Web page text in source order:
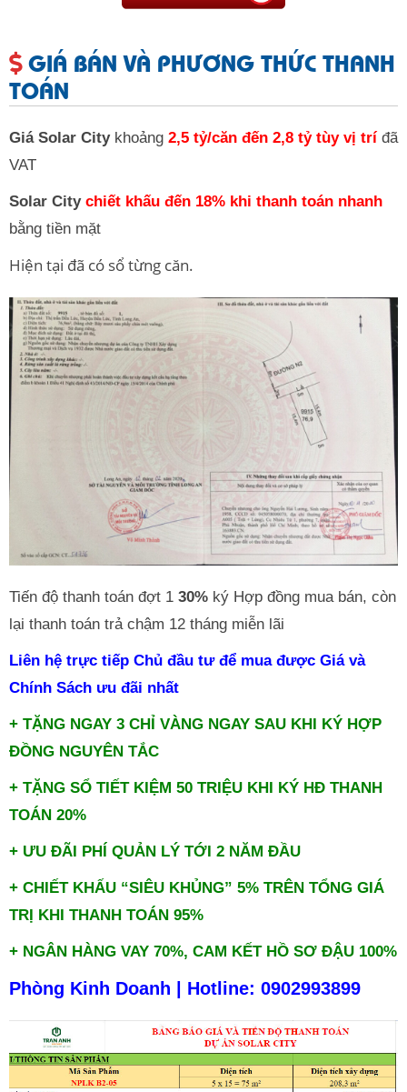
GIÁ BÁN VÀ PHƯƠNG THỨC THANH
TOÁN
Giá Solar Citykhoảng 2,5 tỷ/căn đến 2,8 tỷ tùy vị trí đã
VAT
Solar City chiết khấu đến 18% khi thanh toán nhanh
bằng tiền mặt
Hiện tại đã có sổ từng căn.
Tiến độ thanh toán đợt 1 30% ký Hợp đồng mua bán, còn
lại thanh toán trả chậm 12 tháng miễn lãi
Liên hệ trực tiếp Chủ đầu tư để mua được Giá và
Chính Sách ưu đãi nhất
+ TẶNG NGAY 3 CHỈ VÀNG NGAY SAU KHI KÝ HỢP
ĐỒNG NGUYÊN TẮC
+ TẶNG SỔ TIẾT KIỆM 50 TRIỆU KHI KÝ HĐ THANH
TOÁN 20%
+ ƯU ĐÃI PHÍ QUẢN LÝ TỚI 2 NĂM ĐẦU
+ CHIẾT KHẤU “SIÊU KHỦNG” 5% TRÊN TỔNG GIÁ
TRỊ KHI THANH TOÁN 95%
+ NGÂN HÀNG VAY 70%, CAM KẾT HỒ SƠ ĐẬU 100%
Phòng Kinh Doanh | Hotline: 0902993899